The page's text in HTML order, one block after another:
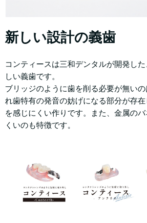
新しい設計の義歯
コンティースは三和デンタルが開発し
しい義歯です。
ブリッジのように歯を削る必要が無い
れ歯特有の発音の妨げになる部分が存
を感じにくい作りです。また、金属の
くいのも特徴です。